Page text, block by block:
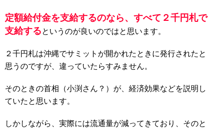
定額給付金を支給するのなら、すべて２千円札で
支給するというのが良いのではと思います。
２千円札は沖縄でサミットが開かれたときに発行されたと
思うのですが、違っていたらすみません。
そのときの首相（小渕さん？）が、経済効果などを説明し
ていたと思います。
しかしながら、実際には流通量が減ってきており、そのと